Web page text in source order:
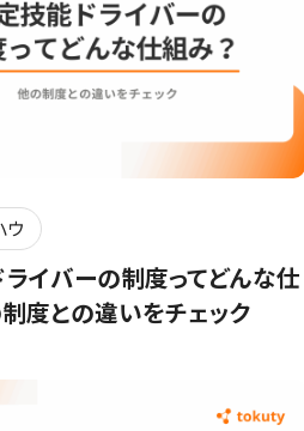
ウ
イバーの制度ってどんな仕
度との違いをチェック